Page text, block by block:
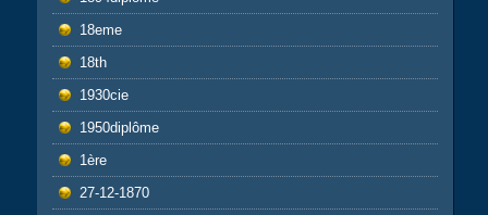
18eme
18th
1930cie
1950diplôme
1ère
27-12-1870